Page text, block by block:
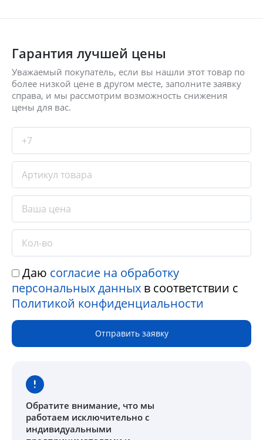
Гарантия лучшей цены
Уважаемый покупатель, если вы нашли этот товар по
более низкой цене в другом месте, заполните заявку
справа, и мы рассмотрим возможность снижения
цены для вас.
Даю согласие на обработку
персональных данных в соответствии с
Политикой конфиденциальности
Отправить заявку
Обратите внимание, что мы
работаем исключительно с
индивидуальными